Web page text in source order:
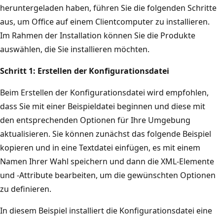
heruntergeladen haben, führen Sie die folgenden Schritte
aus, um Office auf einem Clientcomputer zu installieren.
Im Rahmen der Installation können Sie die Produkte
auswählen, die Sie installieren möchten.
Schritt 1: Erstellen der Konfigurationsdatei
Beim Erstellen der Konfigurationsdatei wird empfohlen,
dass Sie mit einer Beispieldatei beginnen und diese mit
den entsprechenden Optionen für Ihre Umgebung
aktualisieren. Sie können zunächst das folgende Beispiel
kopieren und in eine Textdatei einfügen, es mit einem
Namen Ihrer Wahl speichern und dann die XML-Elemente
und -Attribute bearbeiten, um die gewünschten Optionen
zu definieren.
In diesem Beispiel installiert die Konfigurationsdatei eine